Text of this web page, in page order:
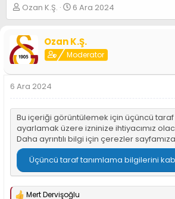
K
o
u
y
u
B
a
ş
a
t
a
n
Ozan K.Ş.
B
a
l
a
n
g
a
r
i
h
i
6 Ara 2024
Ozan K.Ş.
Moderator
6 Ara 2024
Bu içeriği görüntülemek için üçüncü
ayarlamak üzere izninize ihtiyacımız
Daha ayrıntılı bilgi için çerezler sayfamıza
Üçüncü taraf tanımlama bilgilerini
Mert Dervişoğlu